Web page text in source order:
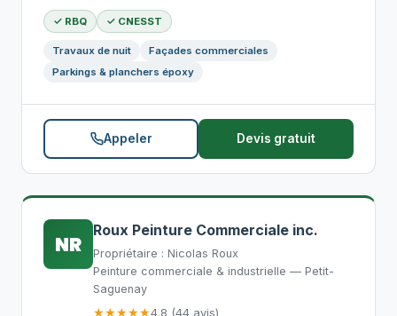
✓ RBQ ✓ CNESST
Travaux de nuit
Façades commerciales
Parkings & planchers époxy
Appeler Devis gratuit
NR
Roux Peinture Commerciale inc.
Propriétaire : Nicolas Roux
Peinture commerciale & industrielle — Petit-
Saguenay
★★★★★4.8 (44 avis)